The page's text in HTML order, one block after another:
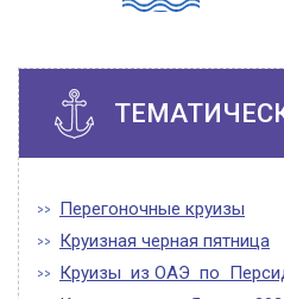
Перегоночные круизы
Круизная черная пятница
Круизы из ОАЭ по